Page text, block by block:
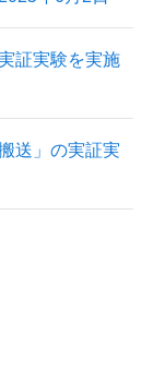
証実験を実施
送」の実証実